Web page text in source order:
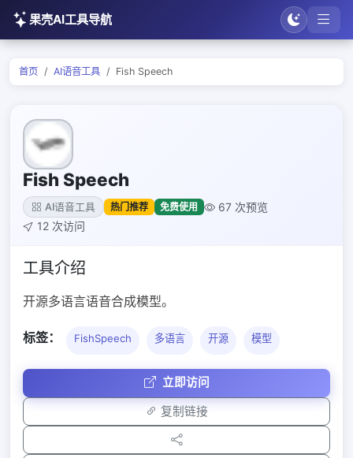
果壳AI工具导航
首页 AI语音工具 Fish Speech
Fish Speech
AI语音工具 热门推荐 免费使用
67 次预览
12 次访问
工具介绍
开源多语言语音合成模型。
标签： FishSpeech 多语言 开源 模型
立即访问
复制链接